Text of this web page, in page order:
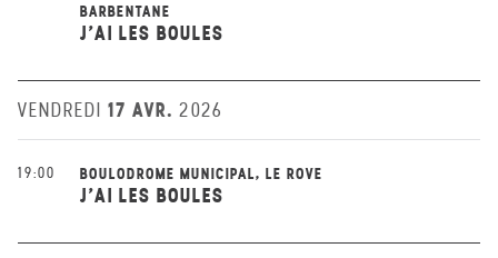
BARBENTANE
J'AI LES BOULES
VENDREDI 17 AVR. 2026
19:00 BOULODROME MUNICIPAL, LE ROVE
J'AI LES BOULES